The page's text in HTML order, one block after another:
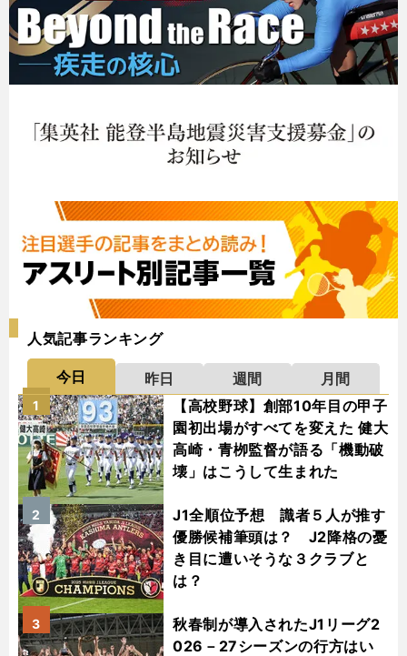
人気記事ランキング
今日 昨日 週間
月間
【高校野球】創部10年目の甲子
園初出場がすべてを変えた 健大
高崎・青栁監督が語る「機動破
壊」はこうして生まれた
1
J1全順位予想 識者５人が推す
優勝候補筆頭は？ J2降格の憂
き目に遭いそうな３クラブと
は？
2
秋春制が導入されたJ1リーグ2
026－27シーズンの行方はい
3